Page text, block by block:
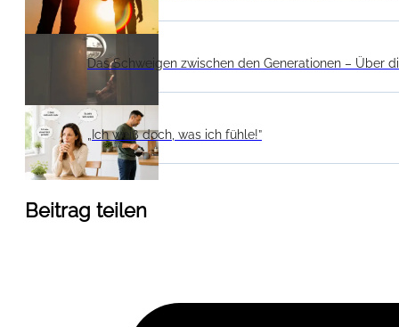
Das Schweigen zwischen den Generationen – Über
„Ich weiß doch, was ich fühle!”
Beitrag teilen